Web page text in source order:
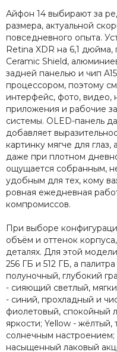
Айфон 14 выбирают за
размера, актуальной
повседневного опыта.
Retina XDR на 6,1
Ceramic Shield,
задней панелью и чип
процессором, поэтому
интерфейс, фото, видео,
приложения и рабочие
системы. OLED-панель
добавляет
картинку мягче для
даже при плотном
ощущается собранным,
удобным для тех, кому
ровная ежедневная
компромиссов.
При выборе
объём и оттенок
деталях. Для этой
256 ГБ и 512 ГБ, а
полуночный, глубокий
- сияющий светлый,
- синий, прохладный и
фиолетовый, спокойный
яркости; Yellow -
солнечным
насыщенный лаковый